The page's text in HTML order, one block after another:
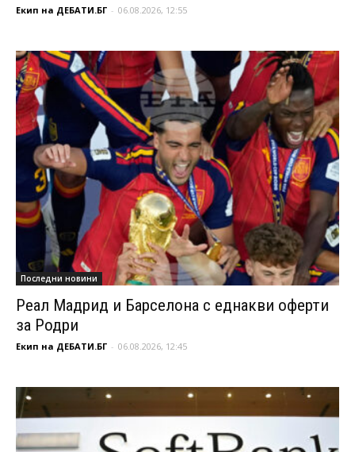
Екип на ДЕБАТИ.БГ - 06.08.2026, 12:55
Последни новини
Реал Мадрид и Барселона с еднакви оферти
за Родри
Екип на ДЕБАТИ.БГ - 06.08.2026, 12:45